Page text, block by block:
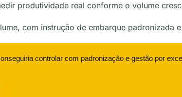
produtividade real conforme o volume
com instrução de embarque padronizada
controlar com padronização e gestão por